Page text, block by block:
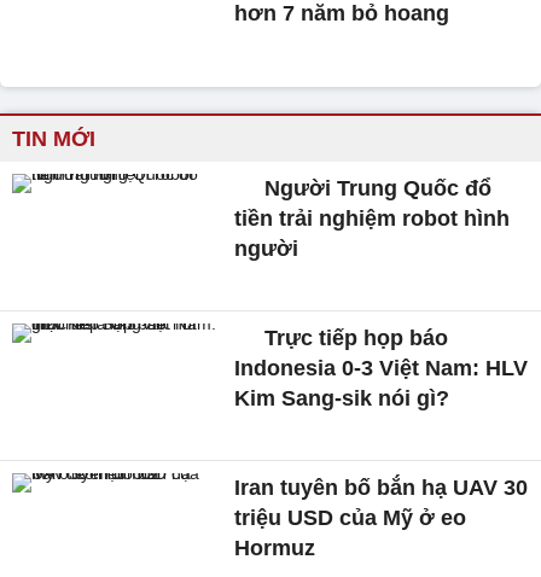
hơn 7 năm bỏ hoang
TIN MỚI
Người Trung Quốc đổ
tiền trải nghiệm robot hình
người
Trực tiếp họp báo
Indonesia 0-3 Việt Nam: HLV
Kim Sang-sik nói gì?
Iran tuyên bố bắn hạ UAV 30
triệu USD của Mỹ ở eo
Hormuz